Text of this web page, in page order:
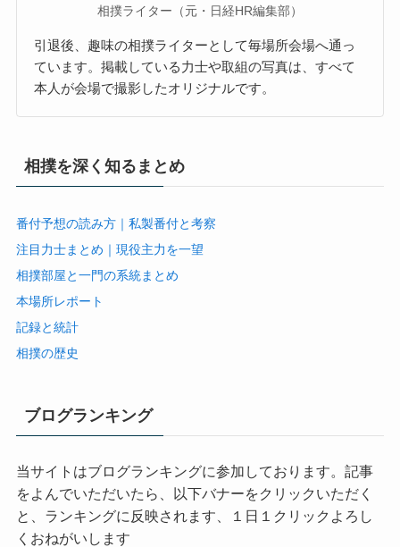
相撲ライター（元・日経HR編集部）
引退後、趣味の相撲ライターとして毎場所会場へ通っ
ています。掲載している力士や取組の写真は、すべて
本人が会場で撮影したオリジナルです。
相撲を深く知るまとめ
番付予想の読み方｜私製番付と考察
注目力士まとめ｜現役主力を一望
相撲部屋と一門の系統まとめ
本場所レポート
記録と統計
相撲の歴史
ブログランキング
当サイトはブログランキングに参加しております。記事
をよんでいただいたら、以下バナーをクリックいただく
と、ランキングに反映されます、１日１クリックよろし
くおねがいします